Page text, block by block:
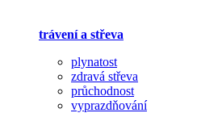
trávení a střeva
plynatost
zdravá střeva
průchodnost
vyprazdňování